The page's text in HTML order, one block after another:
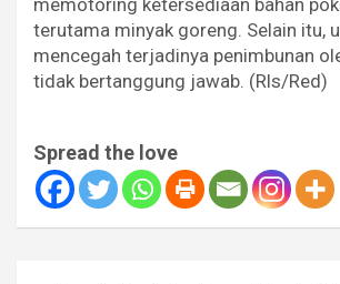
memotoring ketersediaan bahan
terutama minyak goreng. Selain itu,
mencegah terjadinya penimbunan
tidak bertanggung jawab. (Rls/Red)
Spread the love